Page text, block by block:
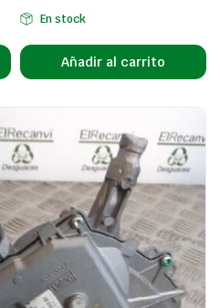
En stock
Añadir al carrito